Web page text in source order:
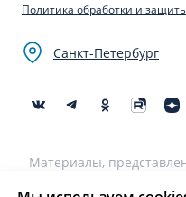
Политика обработки и
Санкт-Петербург
Материалы,